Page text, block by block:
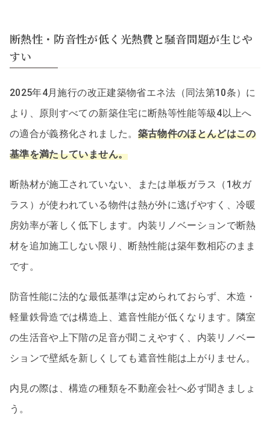
断熱性・防音性が低く光熱費と騒音問題が生じや
すい
2025年4月施行の改正建築物省エネ法（同法第10条）に
より、原則すべての新築住宅に断熱等性能等級4以上へ
の適合が義務化されました。 築古物件のほとんどはこの
基準を満たしていません。
断熱材が施工されていない、または単板ガラス（1枚ガ
ラス）が使われている物件は熱が外に逃げやすく、冷暖
房効率が著しく低下します。内装リノベーションで断熱
材を追加施工しない限り、断熱性能は築年数相応のまま
です。
防音性能に法的な最低基準は定められておらず、木造・
軽量鉄骨造では構造上、遮音性能が低くなります。隣室
の生活音や上下階の足音が聞こえやすく、内装リノベー
ションで壁紙を新しくしても遮音性能は上がりません。
内見の際は、構造の種類を不動産会社へ必ず聞きましょ
う。